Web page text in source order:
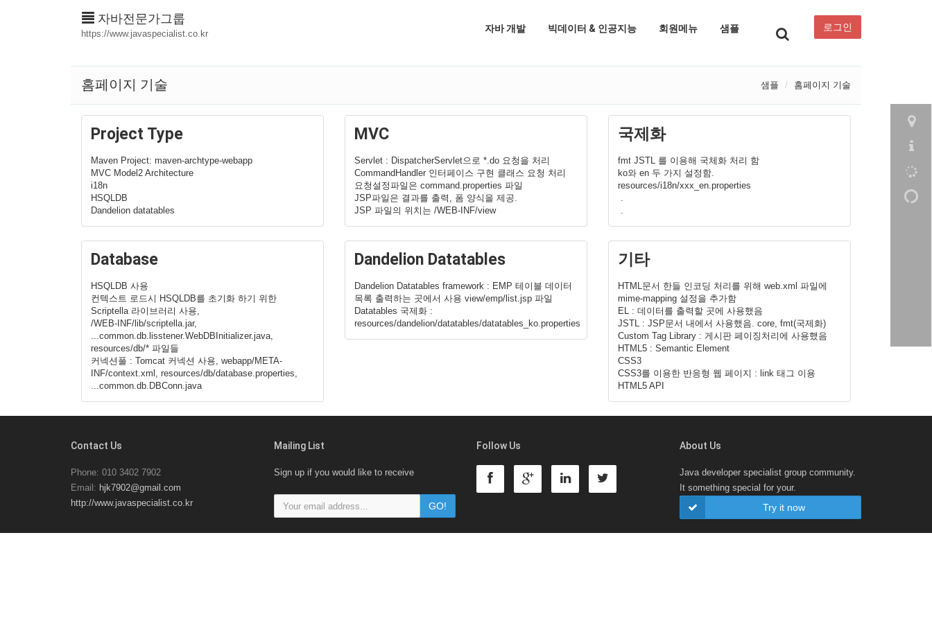
자바전문가그룹
https://www.javaspecialist.co.kr 자바 개발 빅데이터 & 인공지능 회원메뉴 샘플 로그인
홈페이지 기술 샘플 홈페이지 기술
Project Type
Maven Project: maven-archtype-webapp
MVC Model2 Architecture
i18n
HSQLDB
Dandelion datatables
MVC
Servlet : DispatcherServlet으로 *.do 요청을 처리
CommandHandler 인터페이스 구현 클래스 요청 처리
요청설정파일은 command.properties 파일
JSP파일은 결과를 출력, 폼 양식을 제공.
JSP 파일의 위치는 /WEB-INF/view
국제화
fmt JSTL 를 이용해 국체화 처리 함
ko와 en 두 가지 설정함.
resources/i18n/xxx_en.properties
.
.
Database
HSQLDB 사용
컨텍스트 로드시 HSQLDB를 초기화 하기 위한
Scriptella 라이브러리 사용,
/WEB-INF/lib/scriptella.jar,
...common.db.lisstener.WebDBInitializer.java,
resources/db/* 파일들
커넥션풀 : Tomcat 커넥션 사용, webapp/META-
INF/context.xml, resources/db/database.properties,
...common.db.DBConn.java
Dandelion Datatables
Dandelion Datatables framework : EMP 테이블 데이터
목록 출력하는 곳에서 사용 view/emp/list.jsp 파일
Datatables 국제화 :
resources/dandelion/datatables/datatables_ko.properties
기타
HTML문서 한들 인코딩 처리를 위해 web.xml 파일에
mime-mapping 설정을 추가함
EL : 데이터를 출력할 곳에 사용했음
JSTL : JSP문서 내에서 사용했음. core, fmt(국제화)
Custom Tag Library : 게시판 페이징처리에 사용했음
HTML5 : Semantic Element
CSS3
CSS3를 이용한 반응형 웹 페이지 : link 태그 이용
HTML5 API
Contact Us
Phone: 010 3402 7902
Email: hjk7902@gmail.com
http://www.javaspecialist.co.kr
Mailing List
Sign up if you would like to receive
Follow Us About Us
Java developer specialist group community.
It something special for your.
Try it now